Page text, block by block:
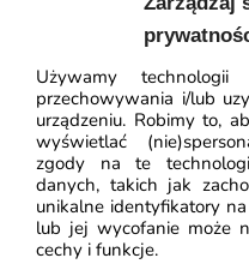
Używamy
przechowywania i/lub
urządzeniu. Robimy to,
wyświetlać
zgody na te
danych, takich jak
unikalne identyfikatory
lub jej wycofanie może
cechy i funkcje.
Dlaczego warto wybrać
Dodaje charakteru
niepowtarzalną atmosferę.
Wysoka jakość
utrzymaniu czystości.
Wszechstronność
sypialni, salonów i
Najniższa cena z 30 dni:41.93
ZOBACZ
Najczęściej
Pomagamy i doradzamy
nie chcesz czekać –